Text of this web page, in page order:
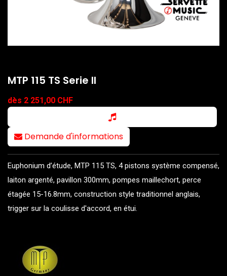
MTP 115 TS Serie II
dès 2 251,00 CHF
Demande d'informations
Euphonium d’étude, MTP 115 TS, 4 pistons système compensé,
laiton argenté, pavillon 300mm, pompes maillechort, perce
étagée 15-16.8mm, construction style traditionnel anglais,
trigger sur la coulisse d'accord, en étui.